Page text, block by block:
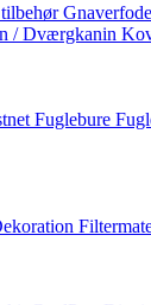
/ Dværgkanin
Fuglebure